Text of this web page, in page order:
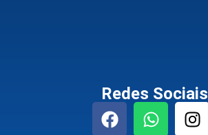
Redes Sociais